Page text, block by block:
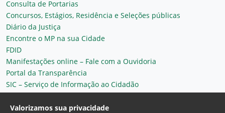
Consulta de Portarias
Concursos, Estágios, Residência e Seleções públicas
Diário da Justiça
Encontre o MP na sua Cidade
FDID
Manifestações online – Fale com a Ouvidoria
Portal da Transparência
SIC – Serviço de Informação ao Cidadão
Plantão MP do Ceará
Secretaria Geral
Valorizamos sua privacidade